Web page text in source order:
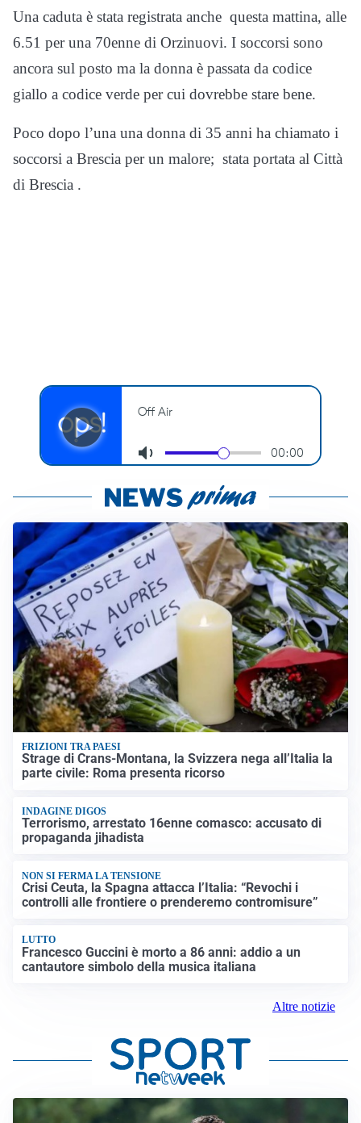
Una caduta è stata registrata anche questa mattina, alle
6.51 per una 70enne di Orzinuovi. I soccorsi sono
ancora sul posto ma la donna è passata da codice
giallo a codice verde per cui dovrebbe stare bene.
Poco dopo l’una una donna di 35 anni ha chiamato i
soccorsi a Brescia per un malore; stata portata al Città
di Brescia .
FRIZIONI TRA PAESI
Strage di Crans-Montana, la Svizzera nega all’Italia la
parte civile: Roma presenta ricorso
INDAGINE DIGOS
Terrorismo, arrestato 16enne comasco: accusato di
propaganda jihadista
NON SI FERMA LA TENSIONE
Crisi Ceuta, la Spagna attacca l’Italia: “Revochi i
controlli alle frontiere o prenderemo contromisure”
LUTTO
Francesco Guccini è morto a 86 anni: addio a un
cantautore simbolo della musica italiana
Altre notizie